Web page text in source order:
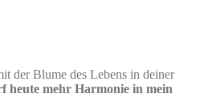
der Blume des Lebens in deiner
heute mehr Harmonie in mein